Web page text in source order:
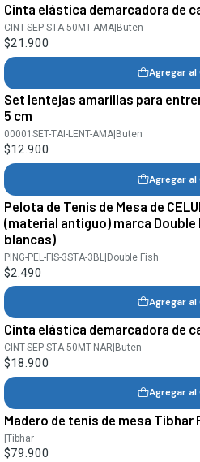
Cinta elástica demarcadora de
CINT-SEP-STA-50MT-AMA Buten
$21.900
Agregar al
Set lentejas amarillas para
5 cm
00001SET-TAI-LENT-AMA Buten
$12.900
Agregar al
Pelota de Tenis de Mesa de
(material antiguo) marca Double
blancas)
PING-PEL-FIS-3STA-3BL |Double Fish
$2.490
Agregar al
Cinta elástica demarcadora de
CINT-SEP-STA-50MT-NAR Buten
$18.900
Agregar al
Madero de tenis de mesa Tibhar
|Tibhar
$79.900